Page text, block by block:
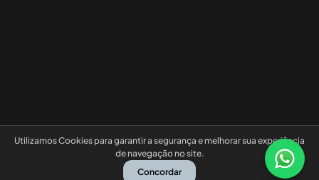
Utilizamos Cookies para garantir a segurança e melhorar sua experiência
de navegação no site.
Concordar